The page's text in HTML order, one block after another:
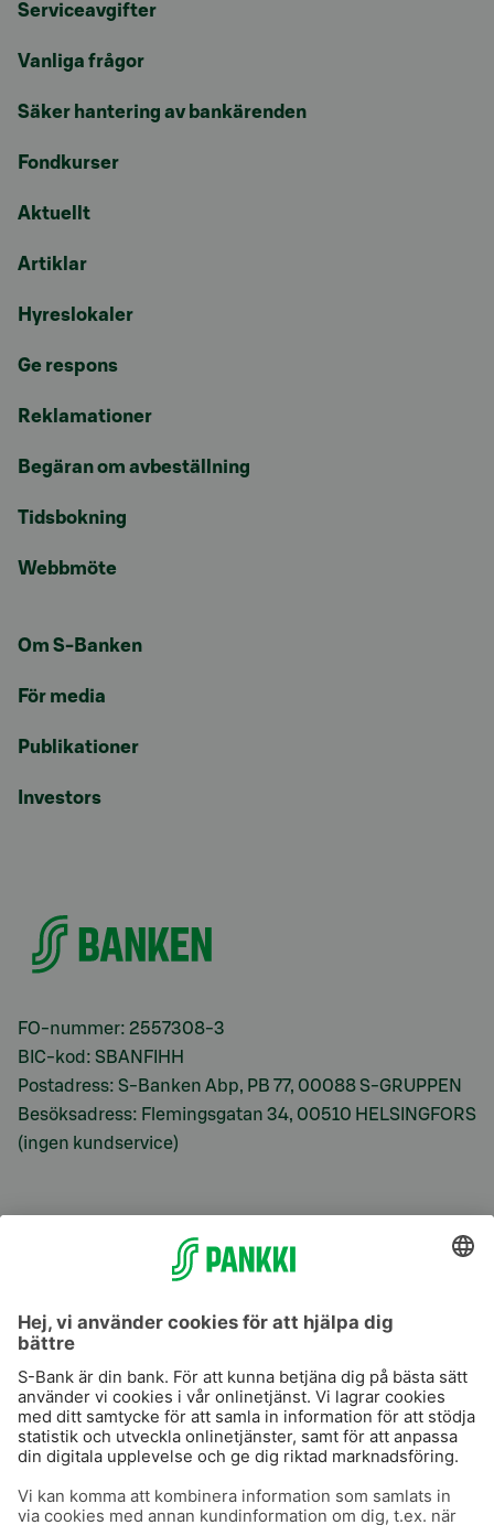
Serviceavgifter
Vanliga frågor
Säker hantering av bankärenden
Fondkurser
Aktuellt
Artiklar
Hyreslokaler
Ge respons
Reklamationer
Begäran om avbeställning
Tidsbokning
Webbmöte
Om S-Banken
För media
Publikationer
Investors
FO-nummer: 2557308-3
BIC-kod: SBANFIHH
Postadress: S-Banken Abp, PB 77, 00088 S-GRUPPEN
Besöksadress: Flemingsgatan 34, 00510 HELSINGFORS
(ingen kundservice)
S-Prime